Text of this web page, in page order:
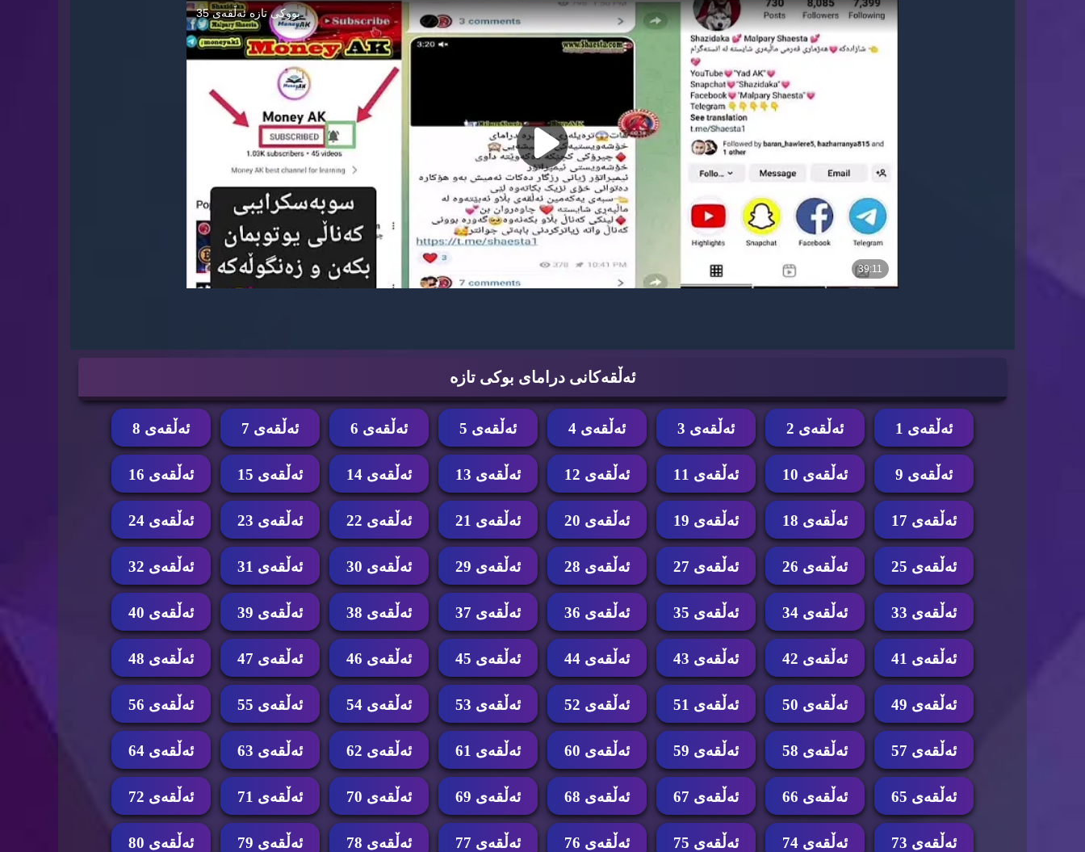
ئه‌ڵقه‌كانی درامای بوكی تازه‌
ئه‌ڵقه‌ی 1 ئه‌ڵقه‌ی 2 ئه‌ڵقه‌ی 3 ئه‌ڵقه‌ی 4 ئه‌ڵقه‌ی 5 ئه‌ڵقه‌ی 6 ئه‌ڵقه‌ی 7 ئه‌ڵقه‌ی 8
ئه‌ڵقه‌ی 9 ئه‌ڵقه‌ی 10 ئه‌ڵقه‌ی 11 ئه‌ڵقه‌ی 12 ئه‌ڵقه‌ی 13 ئه‌ڵقه‌ی 14 ئه‌ڵقه‌ی 15 ئه‌ڵقه‌ی 16
ئه‌ڵقه‌ی 17 ئه‌ڵقه‌ی 18 ئه‌ڵقه‌ی 19 ئه‌ڵقه‌ی 20 ئه‌ڵقه‌ی 21 ئه‌ڵقه‌ی 22 ئه‌ڵقه‌ی 23 ئه‌ڵقه‌ی 24
ئه‌ڵقه‌ی 25 ئه‌ڵقه‌ی 26 ئه‌ڵقه‌ی 27 ئه‌ڵقه‌ی 28 ئه‌ڵقه‌ی 29 ئه‌ڵقه‌ی 30 ئه‌ڵقه‌ی 31 ئه‌ڵقه‌ی 32
ئه‌ڵقه‌ی 33 ئه‌ڵقه‌ی 34 ئه‌ڵقه‌ی 35 ئه‌ڵقه‌ی 36 ئه‌ڵقه‌ی 37 ئه‌ڵقه‌ی 38 ئه‌ڵقه‌ی 39 ئه‌ڵقه‌ی 40
ئه‌ڵقه‌ی 41 ئه‌ڵقه‌ی 42 ئه‌ڵقه‌ی 43 ئه‌ڵقه‌ی 44 ئه‌ڵقه‌ی 45 ئه‌ڵقه‌ی 46 ئه‌ڵقه‌ی 47 ئه‌ڵقه‌ی 48
ئه‌ڵقه‌ی 49 ئه‌ڵقه‌ی 50 ئه‌ڵقه‌ی 51 ئه‌ڵقه‌ی 52 ئه‌ڵقه‌ی 53 ئه‌ڵقه‌ی 54 ئه‌ڵقه‌ی 55 ئه‌ڵقه‌ی 56
ئه‌ڵقه‌ی 57 ئه‌ڵقه‌ی 58 ئه‌ڵقه‌ی 59 ئه‌ڵقه‌ی 60 ئه‌ڵقه‌ی 61 ئه‌ڵقه‌ی 62 ئه‌ڵقه‌ی 63 ئه‌ڵقه‌ی 64
ئه‌ڵقه‌ی 65 ئه‌ڵقه‌ی 66 ئه‌ڵقه‌ی 67 ئه‌ڵقه‌ی 68 ئه‌ڵقه‌ی 69 ئه‌ڵقه‌ی 70 ئه‌ڵقه‌ی 71 ئه‌ڵقه‌ی 72
ئه‌ڵقه‌ی 73 ئه‌ڵقه‌ی 74 ئه‌ڵقه‌ی 75 ئه‌ڵقه‌ی 76 ئه‌ڵقه‌ی 77 ئه‌ڵقه‌ی 78 ئه‌ڵقه‌ی 79 ئه‌ڵقه‌ی 80